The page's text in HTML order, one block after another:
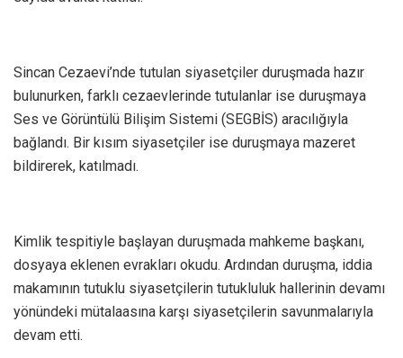
Sincan Cezaevi’nde tutulan siyasetçiler duruşmada hazır
bulunurken, farklı cezaevlerinde tutulanlar ise duruşmaya
Ses ve Görüntülü Bilişim Sistemi (SEGBİS) aracılığıyla
bağlandı. Bir kısım siyasetçiler ise duruşmaya mazeret
bildirerek, katılmadı.
Kimlik tespitiyle başlayan duruşmada mahkeme başkanı,
dosyaya eklenen evrakları okudu. Ardından duruşma, iddia
makamının tutuklu siyasetçilerin tutukluluk hallerinin devamı
yönündeki mütalaasına karşı siyasetçilerin savunmalarıyla
devam etti.